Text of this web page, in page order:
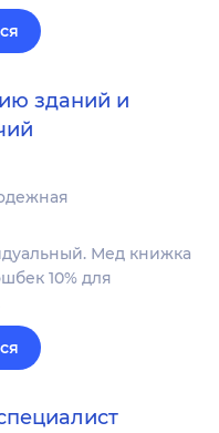
зданий и
Мед книжка
10% для